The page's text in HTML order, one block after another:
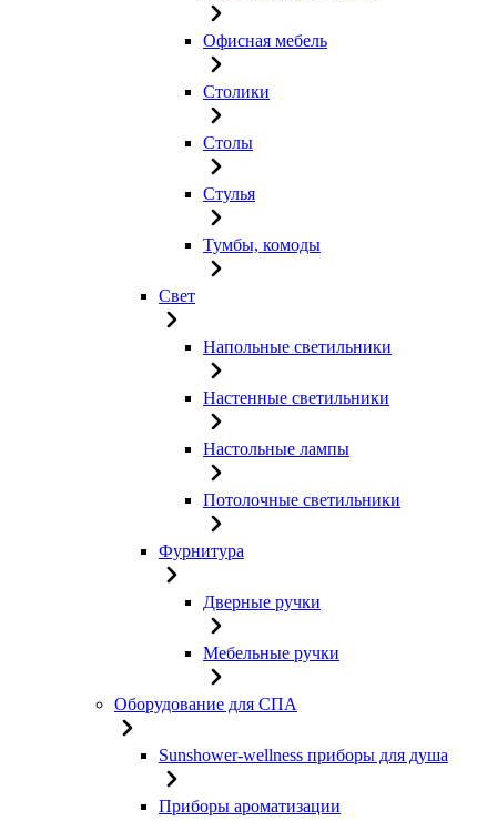
Офисная мебель
Столики
Столы
Стулья
Тумбы, комоды
Свет
Напольные светильники
Настенные светильники
Настольные лампы
Потолочные светильники
Фурнитура
Дверные ручки
Мебельные ручки
Оборудование для СПА
Sunshower-wellness приборы для душа
Приборы ароматизации